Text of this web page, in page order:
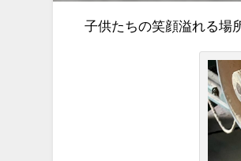
子供たちの笑顔溢れる場